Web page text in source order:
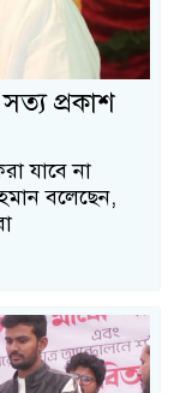
প্রকাশ
যাবে না
বলেছেন,